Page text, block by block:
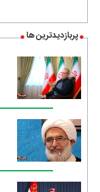
پربازدیدترین ها